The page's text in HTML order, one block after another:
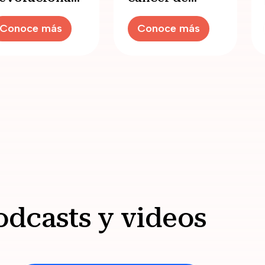
cirugía de
Conoce más
mama triple
negativo?
Conoce más
y videos